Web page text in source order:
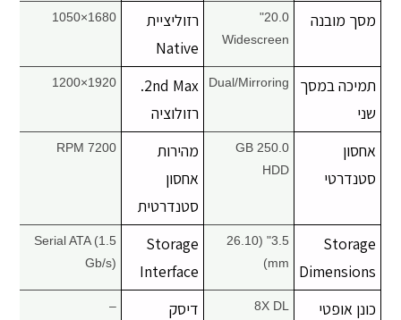
מסך מובנה
20.0"
Widescreen
רזוליציית
Native
1680×1050
תמיכה במסך
שני
Dual/Mirroring
2nd Max.
רזולוציה
1920×1200
אחסון
סטנדרטי
250.0 GB
HDD
מהירות
אחסון
סטנדרטית
7200 RPM
Storage
Dimensions
3.5" (26.10
mm)
Storage
Interface
Serial ATA (1.5
Gb/s)
כונן אופטי
8X DL
דיסק
–